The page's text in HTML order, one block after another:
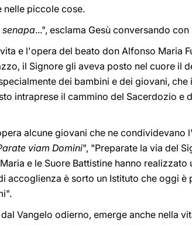
nelle piccole cose.
senapa...", esclama Gesù conversando
e l'opera del beato don Alfonso Maria
il Signore gli aveva posto nel cuore il
dei bambini e dei giovani, che
intraprese il cammino del Sacerdozio e
alcune giovani che ne
viam Domini", "Preparate la via del
e le Suore Battistine hanno
accoglienza è sorto un Istituto che oggi è
Vangelo odierno, emerge anche nella